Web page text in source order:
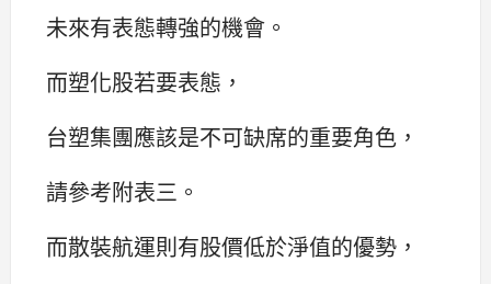
未來有表態轉強的機會。
而塑化股若要表態，
台塑集團應該是不可缺席的重要角色，
請參考附表三。
而散裝航運則有股價低於淨值的優勢，